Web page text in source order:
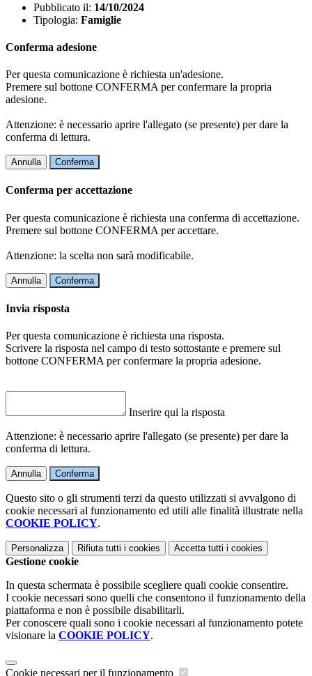
Pubblicato il: 14/10/2024
Tipologia: Famiglie
Conferma adesione
Per questa comunicazione è richiesta un'adesione.
Premere sul bottone CONFERMA per confermare la propria
adesione.
Attenzione: è necessario aprire l'allegato (se presente) per dare la
conferma di lettura.
Annulla Conferma
Conferma per accettazione
Per questa comunicazione è richiesta una conferma di accettazione.
Premere sul bottone CONFERMA per accettare.
Attenzione: la scelta non sarà modificabile.
Annulla Conferma
Invia risposta
Per questa comunicazione è richiesta una risposta.
Scrivere la risposta nel campo di testo sottostante e premere sul
bottone CONFERMA per confermare la propria adesione.
Inserire qui la risposta
Attenzione: è necessario aprire l'allegato (se presente) per dare la
conferma di lettura.
Annulla Conferma
Questo sito o gli strumenti terzi da questo utilizzati si avvalgono di
cookie necessari al funzionamento ed utili alle finalità illustrate nella
COOKIE POLICY.
Personalizza Rifiuta tutti i cookies Accetta tutti i cookies
Gestione cookie
In questa schermata è possibile scegliere quali cookie consentire.
I cookie necessari sono quelli che consentono il funzionamento della
piattaforma e non è possibile disabilitarli.
Per conoscere quali sono i cookie necessari al funzionamento potete
visionare la COOKIE POLICY.
Cookie necessari per il funzionamento